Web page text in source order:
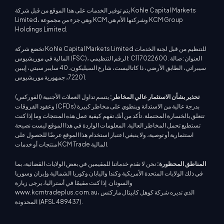
يتم توفير الخدمات على هذا الموقع من قبل شركة Kohle Capital Markets
Limited، وهي جزء من مجموعة KCM وشركتها الأم هي KCM Group
تخضع شركة Kohle Capital Markets Limited للتنظيم من قبل لجنة الخدمات
المالية في موريشيوس (FSC)، الرقم التنظيمي: C117022600. العنوان: صالة
سيبراتي، الطابق الأرضي، ذا كاتاليست، شارع السيليكون، 40 سايبر سيتي، إيبين
تحذير بشأن الاستثمار عالي المخاطر: يتسم تداول العملات الأجنبية (الفوركس)
وعقود الفروقات (CFDs) بدرجة عالية من الاستدانة وينطوي على مخاطر كبيرة
تتعلق بالخسارة المحتملة. تأكد من أنك تفهم كيفية عمل هذه المنتجات وما إذا كنت
تستطيع تحمل المخاطر العالية. المعلومات الواردة في هذا الموقع ليست نصيحة
استثمارية أو توصية، ولا ينبغي اعتبار استخدام هذا الموقع عرضًا للحصول على
المناطق المحظورة: نحن لا نقدم خدماتنا للمقيمين في بعض الولايات القضائية، بما
في ذلك الولايات المتحدة الأمريكية وكندا واليابان وكوريا الشمالية وإيران وسوريا
والسودان. إذا كنت مقيمًا في أستراليا، يرجى زيارة
www.kcmtradeplus.com.au، الذي تديره شركة كوهل كابيتال ماركتس
المحدودة (AFSL 489437).